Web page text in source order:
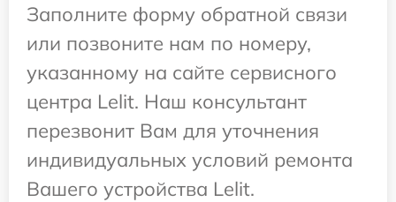
Заполните форму обратной связи
или позвоните нам по номеру,
указанному на сайте сервисного
центра Lelit. Наш консультант
перезвонит Вам для уточнения
индивидуальных условий ремонта
Вашего устройства Lelit.